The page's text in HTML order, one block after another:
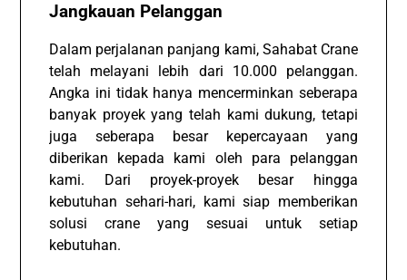
Jangkauan Pelanggan
Dalam perjalanan panjang kami, Sahabat Crane
telah melayani lebih dari 10.000 pelanggan.
Angka ini tidak hanya mencerminkan seberapa
banyak proyek yang telah kami dukung, tetapi
juga seberapa besar kepercayaan yang
diberikan kepada kami oleh para pelanggan
kami. Dari proyek-proyek besar hingga
kebutuhan sehari-hari, kami siap memberikan
solusi crane yang sesuai untuk setiap
kebutuhan.